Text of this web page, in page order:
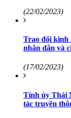
(22/02/2023)
Trao đổi kinh
nhân dân và
(17/02/2023)
Tỉnh ủy Thái
tác truyền